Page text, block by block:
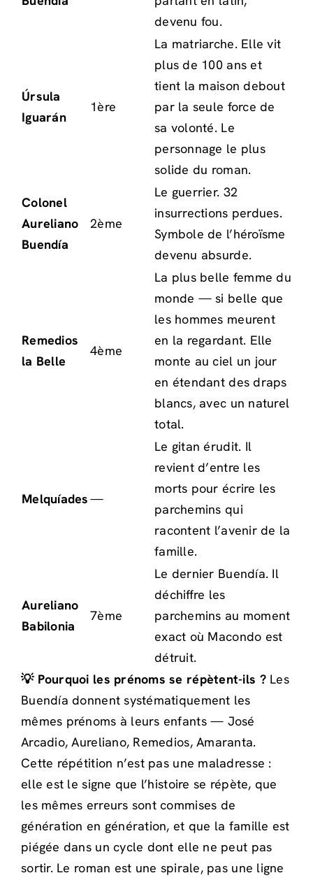
devenu fou.
Úrsula
Iguarán
1ère
La matriarche. Elle vit
plus de 100 ans et
tient la maison debout
par la seule force de
sa volonté. Le
personnage le plus
solide du roman.
Colonel
Aureliano
Buendía
2ème
Le guerrier. 32
insurrections perdues.
Symbole de l’héroïsme
devenu absurde.
Remedios
la Belle
4ème
La plus belle femme du
monde — si belle que
les hommes meurent
en la regardant. Elle
monte au ciel un jour
en étendant des draps
blancs, avec un naturel
total.
Melquíades—
Le gitan érudit. Il
revient d’entre les
morts pour écrire les
parchemins qui
racontent l’avenir de la
famille.
Aureliano
Babilonia
7ème
Le dernier Buendía. Il
déchiffre les
parchemins au moment
exact où Macondo est
détruit.
💡 Pourquoi les prénoms se répètent-ils ?Les
Buendía donnent systématiquement les
mêmes prénoms à leurs enfants — José
Arcadio, Aureliano, Remedios, Amaranta.
Cette répétition n’est pas une maladresse :
elle est le signe que l’histoire se répète, que
les mêmes erreurs sont commises de
génération en génération, et que la famille est
piégée dans un cycle dont elle ne peut pas
sortir. Le roman est une spirale, pas une ligne